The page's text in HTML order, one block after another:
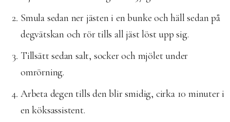
Smula sedan ner jästen i en bunke och häll sedan på
degvätskan och rör tills all jäst löst upp sig.
Tillsätt sedan salt, socker och mjölet under
omrörning.
Arbeta degen tills den blir smidig, cirka 10 minuter i
en köksassistent.